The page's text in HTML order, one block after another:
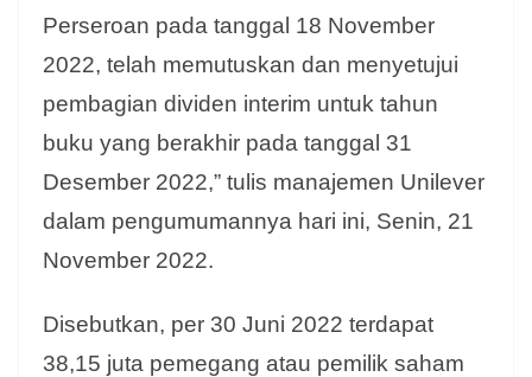
Perseroan pada tanggal 18 November
2022, telah memutuskan dan menyetujui
pembagian dividen interim untuk tahun
buku yang berakhir pada tanggal 31
Desember 2022,” tulis manajemen Unilever
dalam pengumumannya hari ini, Senin, 21
November 2022.
Disebutkan, per 30 Juni 2022 terdapat
38,15 juta pemegang atau pemilik saham